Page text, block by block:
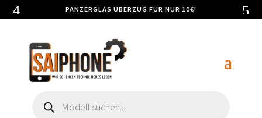
PANZERGLAS ÜBERZUG FÜR NUR 10€!
search